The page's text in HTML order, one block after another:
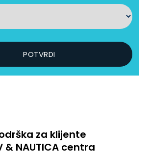
za klijente
& NAUTICA centra